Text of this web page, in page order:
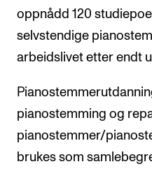
Arrangementer
Nyheter for studenter
Etter noter nyhetsbrev
KONTAKTER
Kontaktpunkt
Studentutvalet SUT
oppnådd 120
selvstendige
arbeidslivet etter endt
pianostemming og
pianostemmer/
brukes som